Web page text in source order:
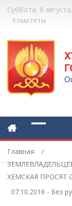
Суббота, 8
Комитеты
Главная
ХЕМСКАЯ ПРОСЯТ
07.10.2016 - Без